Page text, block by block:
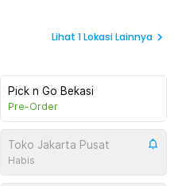
Lihat 1Lokasi Lainnya
Pick n Go Bekasi
Pre-Order
Toko Jakarta Pusat
Habis